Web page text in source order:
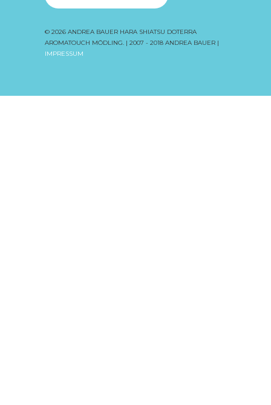
© 2026 ANDREA BAUER HARA SHIATSU DOTERRA
AROMATOUCH MÖDLING. | 2007 - 2018 ANDREA BAUER |
IMPRESSUM